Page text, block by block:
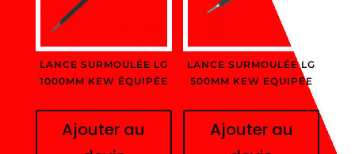
LANCE SURMOULÉE LG
1000MM KEW ÉQUIPÉE
Ajouter au
LANCE SURMOULÉE LG
500MM KEW EQUIPÉE
Ajouter au